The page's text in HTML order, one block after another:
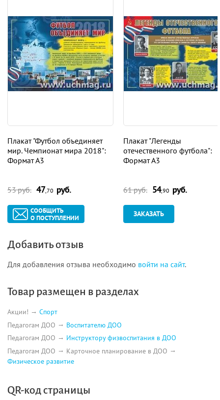
Плакат "Футбол объединяет
мир. Чемпионат мира 2018":
Формат А3
53 руб. 47,70 руб.
СООБЩИТЬ
О ПОСТУПЛЕНИИ
Плакат "Легенды
отечественного футбола":
Формат А3
61 руб. 54,90 руб.
ЗАКАЗАТЬ
Добавить отзыв
Для добавления отзыва необходимо войти на сайт.
Товар размещен в разделах
Акции!
Спорт
Педагогам ДОО
Воспитателю ДОО
Педагогам ДОО
Инструктору физвоспитания в ДОО
Педагогам ДОО
Карточное планирование в ДОО
Физическое развитие
QR-код страницы